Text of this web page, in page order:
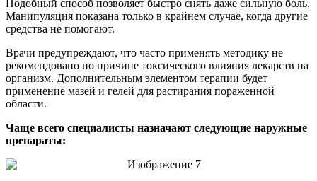
Подобный способ позволяет быстро снять даже сильную боль.
Манипуляция показана только в крайнем случае, когда другие
средства не помогают.
Врачи предупреждают, что часто применять методику не
рекомендовано по причине токсического влияния лекарств на
организм. Дополнительным элементом терапии будет
применение мазей и гелей для растирания пораженной
области.
Чаще всего специалисты назначают следующие наружные
препараты: